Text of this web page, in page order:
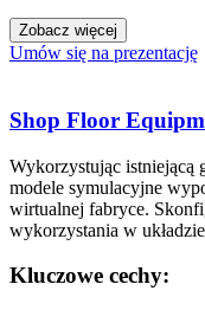
Zobacz więcej
Umów się na prezentację
Shop Floor
Wykorzystując
modele symulacyjne
wirtualnej fabryce.
wykorzystania w
Kluczowe cechy: